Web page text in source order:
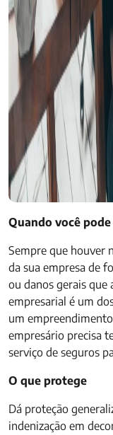
Quando você
Sempre que houver
da sua empresa de
ou danos gerais
empresarial é um
um
empresário precisa
serviço de seguros
O que protege
Dá proteção
indenização em